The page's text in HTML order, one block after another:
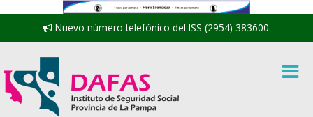
Nuevo número telefónico del ISS (2954) 383600.